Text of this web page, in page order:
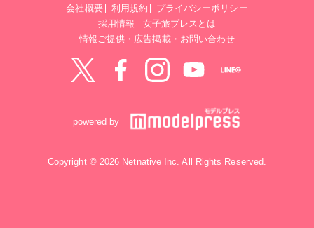
会社概要 利用規約
プライバシーポリシー
採用情報
女子旅プレスとは
情報ご提供・広告掲載・お問い合わせ
powered by
Copyright © 2026 Netnative Inc. All Rights Reserved.